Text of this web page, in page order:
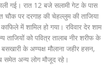
गई। रात 12 बजे सलामी गेट के पास
चौक पर दरगाह की चेहल्लुम की ताजिया
में शामिल हो गया। रविवार देर शाम
ताजियों को पवित्र तालाब नीर शरीफ के
के अण्यक्ष मौलाना जहीर हसन,
समेत अन्य लोग मौजूद रहे।